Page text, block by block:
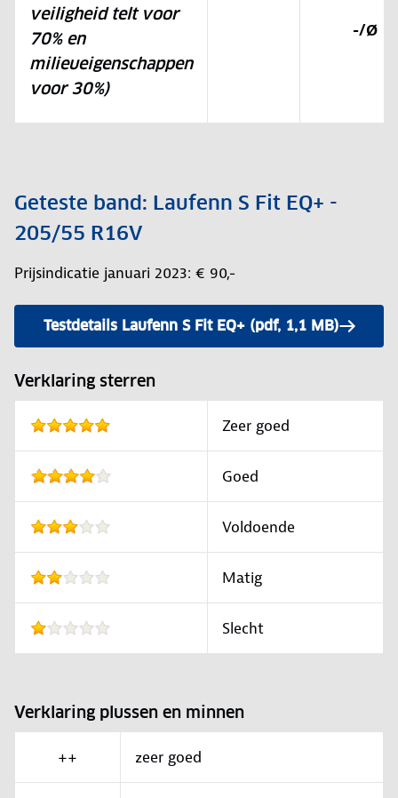
veiligheid telt voor
70% en
milieueigenschappen
voor 30%)
-/Ø
Geteste band: Laufenn S Fit EQ+ -
205/55 R16V
Prijsindicatie januari 2023: € 90,-
Testdetails Laufenn S Fit EQ+ (pdf, 1,1 MB)
Verklaring sterren
Zeer goed
Goed
Voldoende
Matig
Slecht
Verklaring plussen en minnen
++ zeer goed